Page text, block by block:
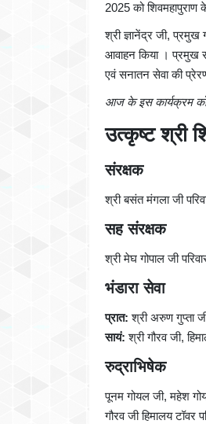
2025 को शिवमहापुराण
श्री ज्ञानेंद्र जी, प्रमुख
आवाहन किया । प्रमुख
एवं सनातन सेवा की
आज के इस कार्यक्रम को
उत्कृष्ट श्री
संरक्षक
श्री बसंत मंगला जी
सह संरक्षक
श्री मेघ गोपाल जी
भंडारा सेवा
प्रात:श्री अरुण गुप्ता
सायं:श्री गौरव जी,
रुद्राभिषेक
पूनम गोयल जी, महेश
गौरव जी हिमालय टॉवर